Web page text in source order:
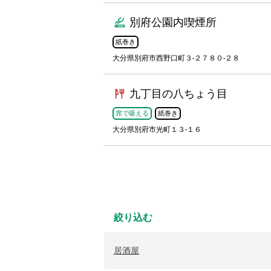
別府公園内喫煙所
紙巻き
大分県別府市西野口町３-２７８０-２８
九丁目の八ちょう目
席で吸える 紙巻き
大分県別府市光町１３-１６
絞り込む
居酒屋